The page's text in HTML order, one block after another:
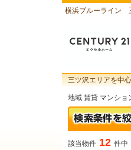
横浜ブルーライン
三ツ沢エリアを中
地域 賃貸 マンショ
該当物件 12 件中